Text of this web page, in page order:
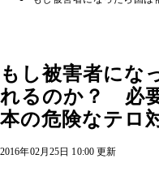
もし被害者にな
れるのか？ 必
本の危険なテロ
2016年02月25日 10:00 更新